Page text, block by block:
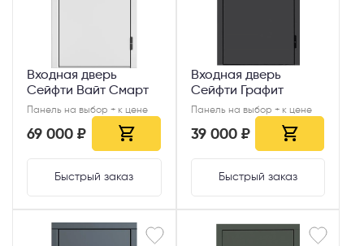
Входная дверь
Сейфти Вайт Смарт
Панель на выбор + к цене
69 000 ₽
Быстрый заказ
Входная дверь
Сейфти Графит
Панель на выбор + к цене
39 000 ₽
Быстрый заказ